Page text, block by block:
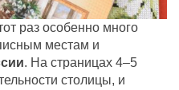
раз особенно много
местам и
. На страницах 4–5
столицы, и